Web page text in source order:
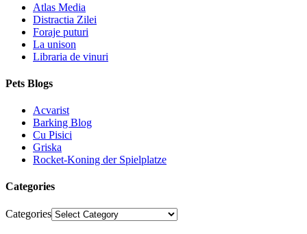
Atlas Media
Distractia Zilei
Foraje puturi
La unison
Libraria de vinuri
Pets Blogs
Acvarist
Barking Blog
Cu Pisici
Griska
Rocket-Koning der Spielplatze
Categories
Categories